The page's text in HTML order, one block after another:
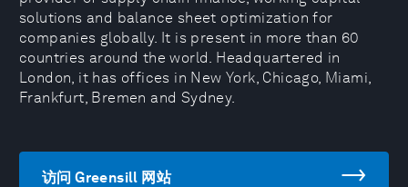
solutions and balance sheet optimization for
companies globally. It is present in more than 60
countries around the world. Headquartered in
London, it has offices in New York, Chicago, Miami,
Frankfurt, Bremen and Sydney.
访问 Greensill 网站